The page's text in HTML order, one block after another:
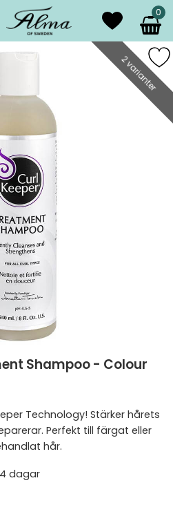
0
2 varianter
Shampoo - Colour
Technology! Stärker hårets
Perfekt till färgat eller
hår.
dagar